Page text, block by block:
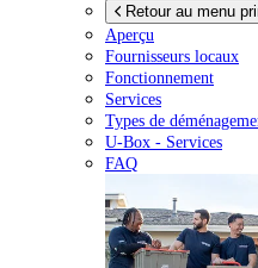
Retour au menu
Aperçu
Fournisseurs locaux
Fonctionnement
Services
Types de
U-Box - Services
FAQ